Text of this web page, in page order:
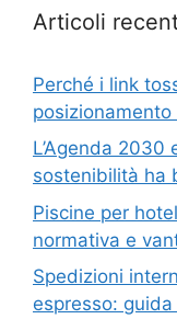
Articoli
Perché i link
L’Agenda
sostenibilità ha
Piscine per
normativa e
Spedizioni
espresso: